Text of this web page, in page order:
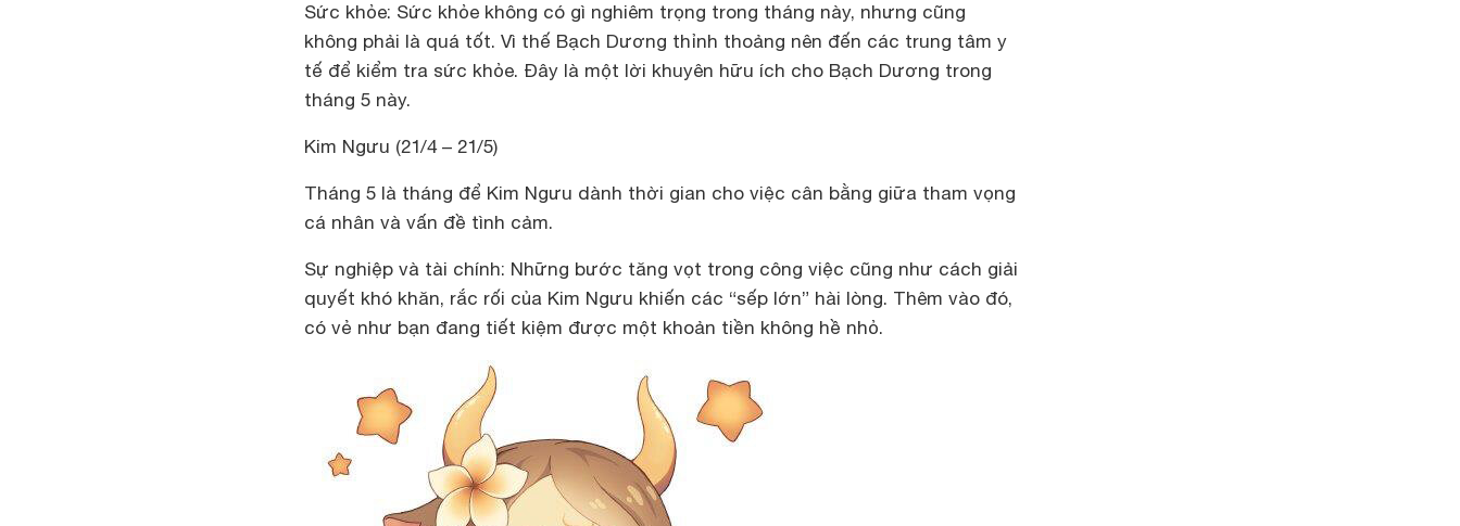
Sức khỏe: Sức khỏe không có gì nghiêm trọng trong tháng này, nhưng cũng
không phải là quá tốt. Vì thế Bạch Dương thỉnh thoảng nên đến các trung tâm y
tế để kiểm tra sức khỏe. Đây là một lời khuyên hữu ích cho Bạch Dương trong
tháng 5 này.
Kim Ngưu (21/4 – 21/5)
Tháng 5 là tháng để Kim Ngưu dành thời gian cho việc cân bằng giữa tham vọng
cá nhân và vấn đề tình cảm.
Sự nghiệp và tài chính: Những bước tăng vọt trong công việc cũng như cách giải
quyết khó khăn, rắc rối của Kim Ngưu khiến các “sếp lớn” hài lòng. Thêm vào đó,
có vẻ như bạn đang tiết kiệm được một khoản tiền không hề nhỏ.